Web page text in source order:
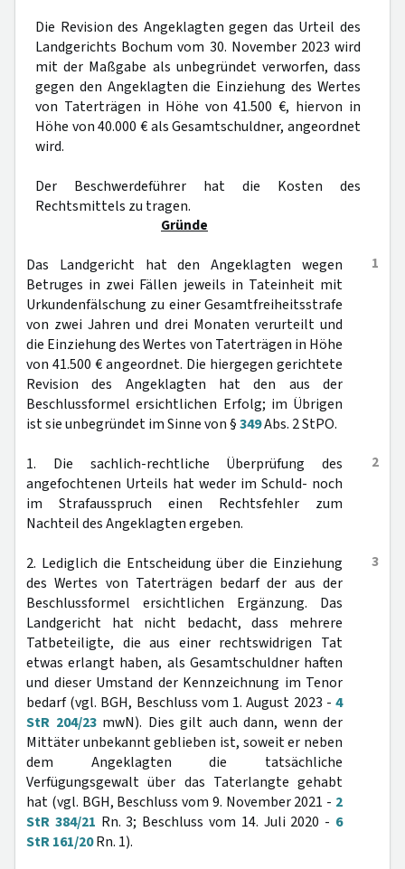
Die Revision des Angeklagten gegen das Urteil des
Landgerichts Bochum vom 30. November 2023 wird
mit der Maßgabe als unbegründet verworfen, dass
gegen den Angeklagten die Einziehung des Wertes
von Taterträgen in Höhe von 41.500 €, hiervon in
Höhe von 40.000 € als Gesamtschuldner, angeordnet
wird.
Der Beschwerdeführer hat die Kosten des
Rechtsmittels zu tragen.
Gründe
1
Das Landgericht hat den Angeklagten wegen
Betruges in zwei Fällen jeweils in Tateinheit mit
Urkundenfälschung zu einer Gesamtfreiheitsstrafe
von zwei Jahren und drei Monaten verurteilt und
die Einziehung des Wertes von Taterträgen in Höhe
von 41.500 € angeordnet. Die hiergegen gerichtete
Revision des Angeklagten hat den aus der
Beschlussformel ersichtlichen Erfolg; im Übrigen
ist sie unbegründet im Sinne von §349Abs. 2 StPO.
2
1. Die sachlich-rechtliche Überprüfung des
angefochtenen Urteils hat weder im Schuld- noch
im Strafausspruch einen Rechtsfehler zum
Nachteil des Angeklagten ergeben.
3
2. Lediglich die Entscheidung über die Einziehung
des Wertes von Taterträgen bedarf der aus der
Beschlussformel ersichtlichen Ergänzung. Das
Landgericht hat nicht bedacht, dass mehrere
Tatbeteiligte, die aus einer rechtswidrigen Tat
etwas erlangt haben, als Gesamtschuldner haften
und dieser Umstand der Kennzeichnung im Tenor
bedarf (vgl. BGH, Beschluss vom 1. August 2023 - 4
StR 204/23mwN). Dies gilt auch dann, wenn der
Mittäter unbekannt geblieben ist, soweit er neben
dem Angeklagten die tatsächliche
Verfügungsgewalt über das Taterlangte gehabt
hat (vgl. BGH, Beschluss vom 9. November 2021 - 2
StR 384/21 Rn. 3; Beschluss vom 14. Juli 2020 - 6
StR 161/20Rn. 1).